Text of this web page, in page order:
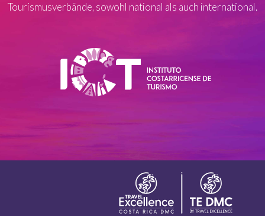
Tourismusverbände, sowohl national als auch international.